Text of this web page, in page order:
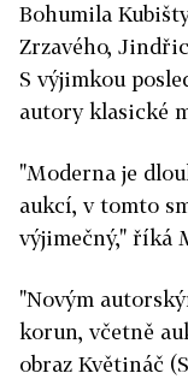
Bohumila
Zrzavého,
S výjimkou
autory klasické
"Moderna je
aukcí, v tomto
výjimečný," říká
"Novým
korun, včetně
obraz Květináč